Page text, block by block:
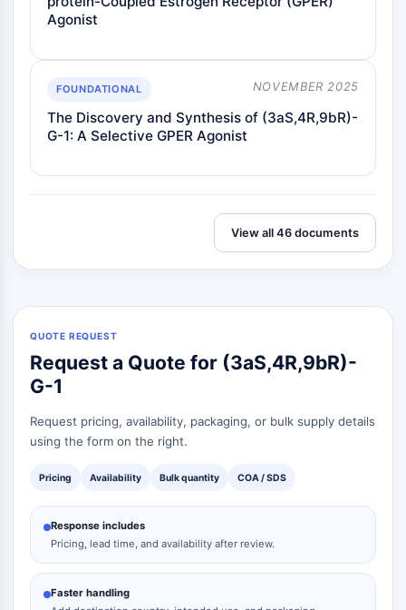
Agonist
FOUNDATIONAL NOVEMBER 2025
The Discovery and Synthesis of (3aS,4R,9bR)-
G-1: A Selective GPER Agonist
View all 46 documents
QUOTE REQUEST
Request a Quote for (3aS,4R,9bR)-
G-1
Request pricing, availability, packaging, or bulk supply details
using the form on the right.
Pricing Availability Bulk quantity COA / SDS
Response includes
Pricing, lead time, and availability after review.
Faster handling